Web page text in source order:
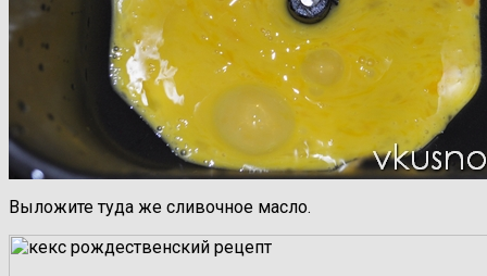
Выложите туда же сливочное масло.